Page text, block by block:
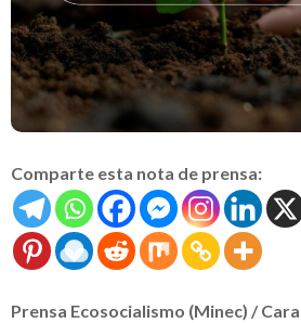
Comparte esta nota de prensa:
Prensa Ecosocialismo (Minec) /